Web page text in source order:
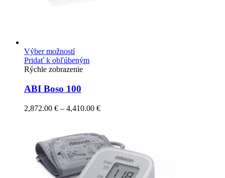
Výber možností
Pridať k obľúbeným
Rýchle zobrazenie
ABI Boso 100
2,872.00 € – 4,410.00 €